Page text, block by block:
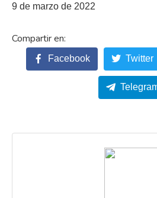
9 de marzo de 2022
Facebook Twitter